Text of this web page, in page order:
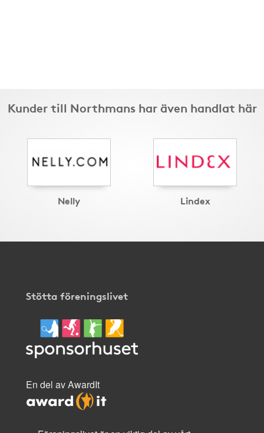
Kunder till Northmans har även handlat här
Nelly Lindex
Stötta föreningslivet
En del av AwardIt